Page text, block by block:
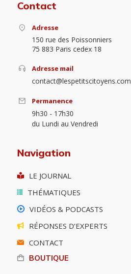
Contact
Adresse
150 rue des Poissonniers
75 883 Paris cedex 18
Adresse mail
contact@lespetitscitoyens.com
Permanence
9h30 - 17h30
du Lundi au Vendredi
Navigation
LE JOURNAL
THÉMATIQUES
VIDÉOS & PODCASTS
RÉPONSES D’EXPERTS
CONTACT
BOUTIQUE